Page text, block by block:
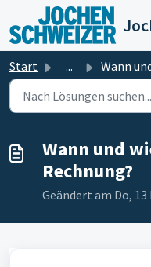
Zum hauptsächlichen
Start ... Wann und wie
Wann und
Rechnung?
Geändert am Do, 13